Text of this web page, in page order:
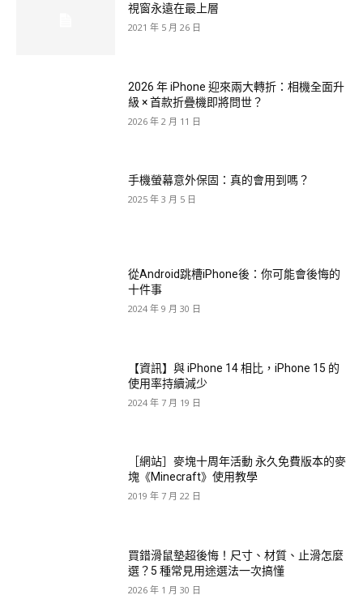
視窗永遠在最上層
2021 年 5 月 26 日
2026 年 iPhone 迎來兩大轉折：相機全面升
級 × 首款折疊機即將問世？
2026 年 2 月 11 日
手機螢幕意外保固：真的會用到嗎？
2025 年 3 月 5 日
從Android跳槽iPhone後：你可能會後悔的
十件事
2024 年 9 月 30 日
【資訊】與 iPhone 14 相比，iPhone 15 的
使用率持續減少
2024 年 7 月 19 日
［網站］麥塊十周年活動 永久免費版本的麥
塊《Minecraft》使用教學
2019 年 7 月 22 日
買錯滑鼠墊超後悔！尺寸、材質、止滑怎麼
選？5 種常見用途選法一次搞懂
2026 年 1 月 30 日